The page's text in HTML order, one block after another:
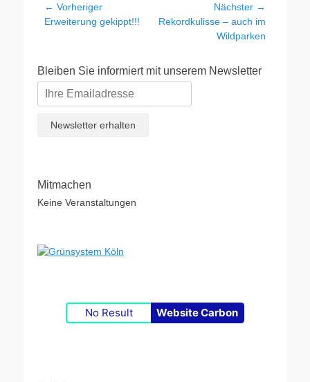
Beitragsnavigation
← Vorheriger
Vorheriger
Erweiterung gekippt!!!
Nächster →
Nächster
Rekordkulisse – auch im
Wildparken
Bleiben Sie informiert mit unserem Newsletter
Mitmachen
Keine Veranstaltungen
No Result Website Carbon